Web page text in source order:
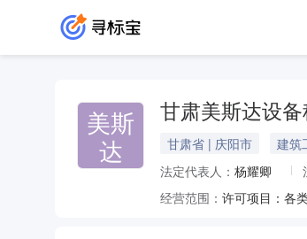
美斯
达
甘肃美斯达设备
甘肃省 | 庆阳市 建筑
法定代表人： 杨耀卿
经营范围：